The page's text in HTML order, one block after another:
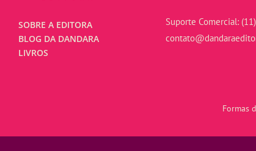
SOBRE A EDITORA
BLOG DA DANDARA
LIVROS
Suporte Comercial:
Formas